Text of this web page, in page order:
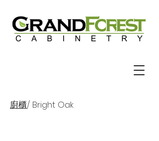
廚櫃/ Bright Oak